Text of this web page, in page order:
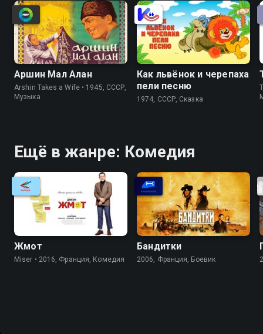
Аршин Мал Алан
Arshin Takes a Wife • 1945, СССР,
Музыка
Как львёнок и черепаха
пели песню
1974, СССР, Сказка
Ещё в жанре: Комедия
Жмот
Miser • 2016, Франция, Комедия
Бандитки
2006, Франция, Боевик